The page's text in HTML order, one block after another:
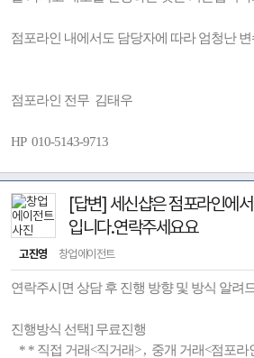
점포라인 내에서도 담당자에 따라 엄청난
점포라인 전무 김태우
HP 010-5143-9713
[답변] 세신샵은 점포라인에
입니다.연락주세요요
고진영 창업에이전트
연락주시면 상담 후 진행 방향 및 방식 알려
진행방식 선택] 무료진행
* * 직접 거래<직거래> , 중개 거래<점포라